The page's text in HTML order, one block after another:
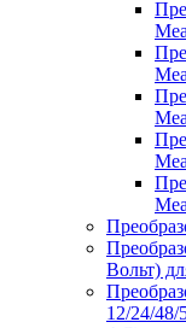
Вольт)
12/24/